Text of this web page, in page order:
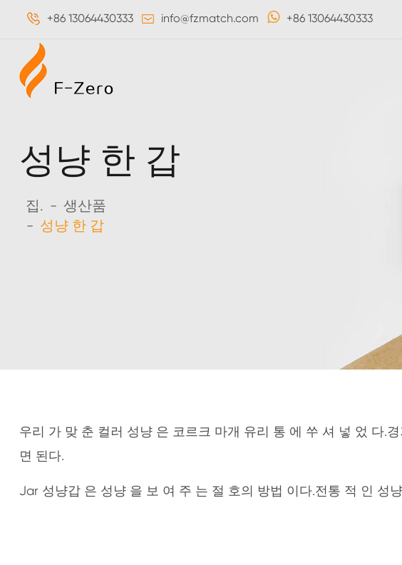
+86 13064430333 info@fzmatch.com +86 13064430333
성냥 한 갑
집.
생산품
성냥 한 갑
우리 가 맞 춘 컬러 성냥 은 코르크 마개 유리 통 에 쑤 셔 넣 었 다.
면 된다.
Jar 성냥갑 은 성냥 을 보 여 주 는 절 호의 방법 이다.전통 적 인 성